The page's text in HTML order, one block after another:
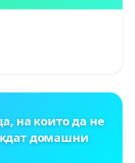
на които да не
домашни